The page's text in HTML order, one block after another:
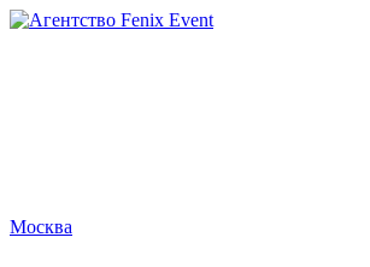
Агентство
Москва